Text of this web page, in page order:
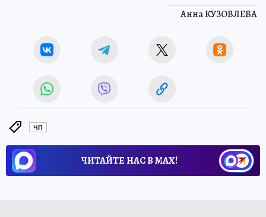
Анна КУЗОВЛЕВА
ЧП
ЧИТАЙТЕ НАС В МАХ!